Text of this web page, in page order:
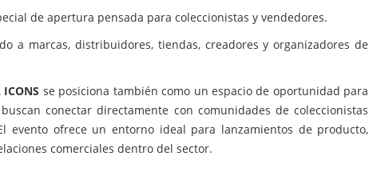
de apertura pensada para coleccionistas y vendedores.
a marcas, distribuidores, tiendas, creadores y organizadores de
ICONS se posiciona también como un espacio de oportunidad para
conectar directamente con comunidades de coleccionistas
evento ofrece un entorno ideal para lanzamientos de producto,
comerciales dentro del sector.